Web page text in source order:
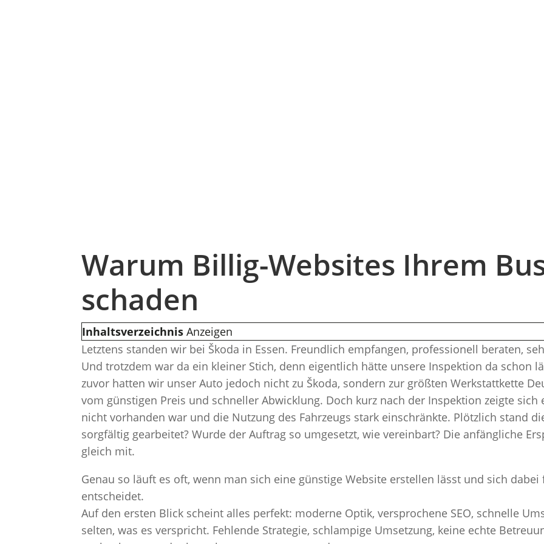
Warum Billig-Websites Ihrem
schaden
Inhaltsverzeichnis Anzeigen
Letztens standen wir bei Škoda in Essen. Freundlich empfangen, professionell beraten,
Und trotzdem war da ein kleiner Stich, denn eigentlich hätte unsere Inspektion da schon
zuvor hatten wir unser Auto jedoch nicht zu Škoda, sondern zur größten Werkstattkette
vom günstigen Preis und schneller Abwicklung. Doch kurz nach der Inspektion zeigte
nicht vorhanden war und die Nutzung des Fahrzeugs stark einschränkte. Plötzlich stand
sorgfältig gearbeitet? Wurde der Auftrag so umgesetzt, wie vereinbart? Die anfängliche
gleich mit.
Genau so läuft es oft, wenn man sich eine günstige Website erstellen lässt und sich
entscheidet.
Auf den ersten Blick scheint alles perfekt: moderne Optik, versprochene SEO, schnelle
selten, was es verspricht. Fehlende Strategie, schlampige Umsetzung, keine echte